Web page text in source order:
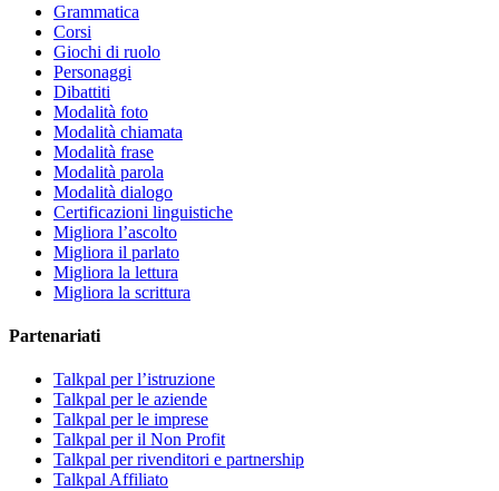
Grammatica
Corsi
Giochi di ruolo
Personaggi
Dibattiti
Modalità foto
Modalità chiamata
Modalità frase
Modalità parola
Modalità dialogo
Certificazioni linguistiche
Migliora l’ascolto
Migliora il parlato
Migliora la lettura
Migliora la scrittura
Partenariati
Talkpal per l’istruzione
Talkpal per le aziende
Talkpal per le imprese
Talkpal per il Non Profit
Talkpal per rivenditori e partnership
Talkpal Affiliato